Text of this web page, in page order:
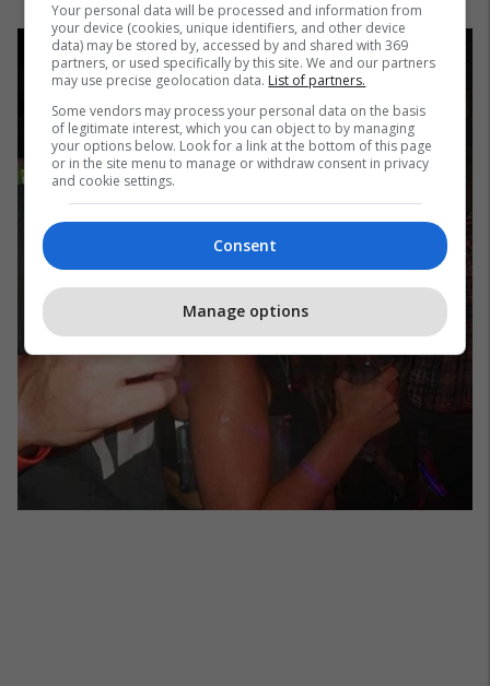
Your personal data will be processed and information from
your device (cookies, unique identifiers, and other device
data) may be stored by, accessed by and shared with 369
partners, or used specifically by this site. We and our partners
may use precise geolocation data. List of partners.
Some vendors may process your personal data on the basis
of legitimate interest, which you can object to by managing
your options below. Look for a link at the bottom of this page
or in the site menu to manage or withdraw consent in privacy
and cookie settings.
Consent
Manage options